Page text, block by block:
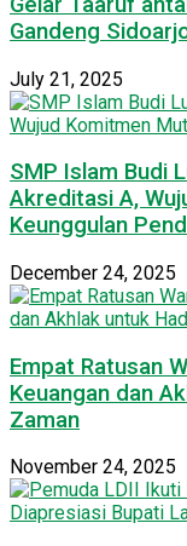
Gandeng
July 21, 2025
SMP Islam Budi
Akreditasi A,
Keunggulan
December 24, 2025
Empat Ratusan
Keuangan dan
Zaman
November 24, 2025